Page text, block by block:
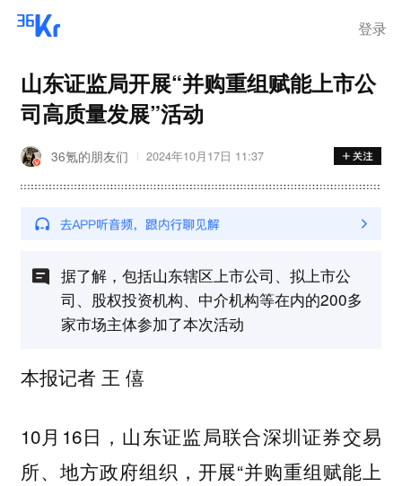
登录
山东证监局开展“并购重组赋能上市公
司高质量发展”活动
36氪的朋友们 2024年10月17日 11:37
据了解，包括山东辖区上市公司、拟上市公
司、股权投资机构、中介机构等在内的200多
家市场主体参加了本次活动
本报记者 王 僖
10月16日，山东证监局联合深圳证券交易
所、地方政府组织，开展“并购重组赋能上